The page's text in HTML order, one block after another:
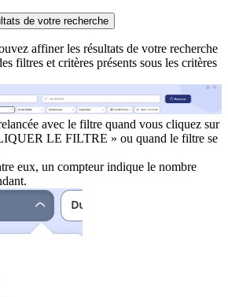
de votre recherche
affiner les résultats de votre recherche
filtres et critères présents sous les critères
avec le filtre quand vous cliquez sur
LE FILTRE » ou quand le filtre se
eux, un compteur indique le nombre